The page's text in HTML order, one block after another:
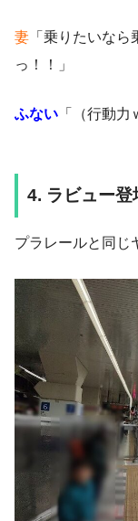
妻 「乗りたいな
っ！！」
ふない 「（行動力
4. ラビュー登
プラレールと同じ